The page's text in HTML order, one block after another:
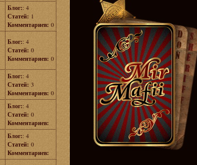
Блог:: 4
Статей: 1
Комментариев: 0
Блог:: 4
Статей: 0
Комментариев: 0
Блог:: 4
Статей: 3
Комментариев: 0
Блог:: 4
Статей: 0
Комментариев:
Блог:: 4
Статей: 0
Комментариев: